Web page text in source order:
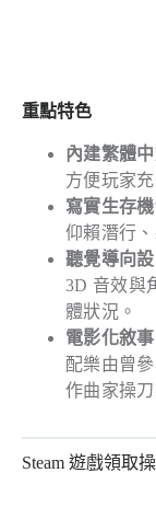
重點特色
內建繁體
方便玩家
寫實生存機
仰賴潛行
聽覺導向
3D 音效與
體狀況。
電影化敘事
配樂由曾
作曲家操刀
Steam 遊戲領取